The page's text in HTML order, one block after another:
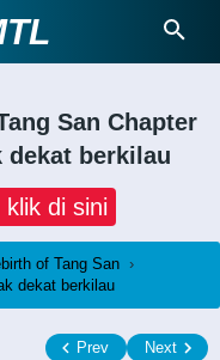
San Chapter
dekat berkilau
di sini
of Tang San ›
dekat berkilau
Prev Next